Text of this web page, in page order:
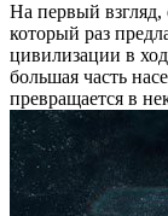
На первый
который раз
цивилизации в
большая часть
превращается в